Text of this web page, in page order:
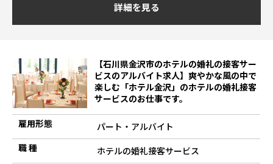
詳細を見る
【石川県金沢市のホテルの婚礼の接客サー
ビスのアルバイト求人】爽やかな風の中で
楽しむ「ホテル金沢」のホテルの婚礼接客
サービスのお仕事です。
雇用形態
パート・アルバイト
職 種
ホテルの婚礼接客サービス